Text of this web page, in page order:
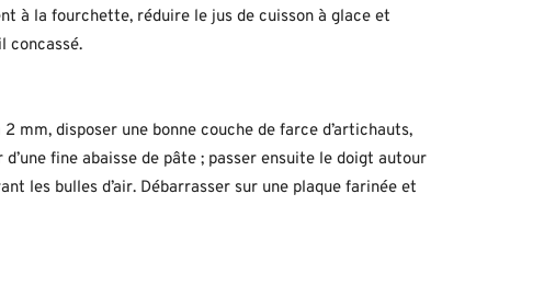
à la fourchette, réduire le jus de cuisson à glace et
concassé.
mm, disposer une bonne couche de farce d’artichauts,
fine abaisse de pâte ; passer ensuite le doigt autour
les bulles d’air. Débarrasser sur une plaque farinée et